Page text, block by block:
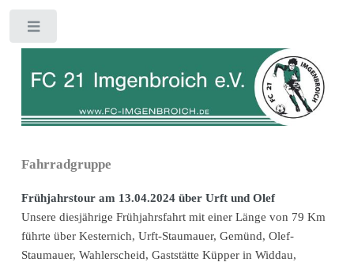
Fahrradgruppe
Frühjahrstour am 13.04.2024 über Urft und Olef
Unsere diesjährige Frühjahrsfahrt mit einer Länge von 79 Km
führte über Kesternich, Urft-Staumauer, Gemünd, Olef-
Staumauer, Wahlerscheid, Gaststätte Küpper in Widdau,